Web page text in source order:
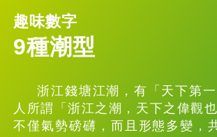
趣味數字
9種潮型
浙江錢塘江潮，有「天下第一
人所謂「浙江之潮，天下之偉觀
不僅氣勢磅礴，而且形態多變，